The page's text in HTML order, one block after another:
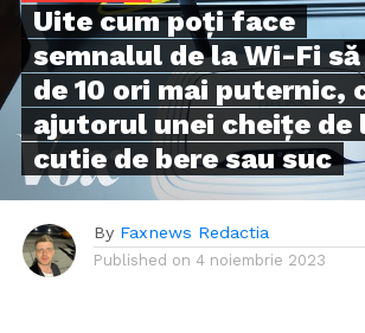
Uite cum poți face
semnalul de la Wi-Fi
de 10 ori mai puternic,
ajutorul unei cheițe de
cutie de bere sau suc
By Faxnews Redactia
Published on 4 noiembrie 2023